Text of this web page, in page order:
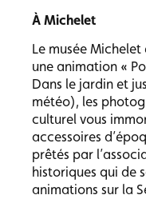
À Michelet
Le musée
une animation «
Dans le jardin et
météo), les
culturel vous
accessoires
prêtés par
historiques qui de
animations sur la